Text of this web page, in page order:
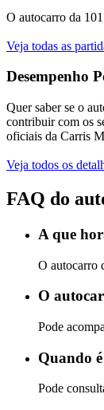
O autocarro da
Veja todas as
Desempenho
Quer saber se o
contribuir com os
oficiais da Carris
Veja todos os
FAQ do
A que
O autocarro
O
Pode
Quando
Pode